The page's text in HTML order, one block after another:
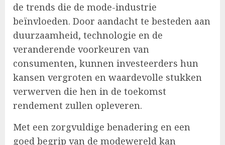
de trends die de mode-industrie
beïnvloeden. Door aandacht te besteden aan
duurzaamheid, technologie en de
veranderende voorkeuren van
consumenten, kunnen investeerders hun
kansen vergroten en waardevolle stukken
verwerven die hen in de toekomst
rendement zullen opleveren.
Met een zorgvuldige benadering en een
goed begrip van de modewereld kan